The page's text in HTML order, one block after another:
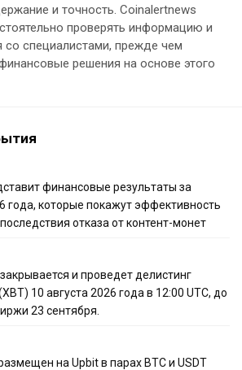
и точность. Coinalertnews
проверять информацию и
со специалистами, прежде чем
решения на основе этого
финансовые результаты за
года, которые покажут эффективность
отказа от контент-монет
и проведет делистинг
10 августа 2026 года в 12:00 UTC, до
23 сентября.
на Upbit в парах BTC и USDT